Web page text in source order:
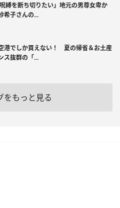
縛を断ち切りたい」地元の男尊女卑か
希子さんの...
港でしか買えない！ 夏の帰省＆お土産
ス抜群の「...
をもっと見る